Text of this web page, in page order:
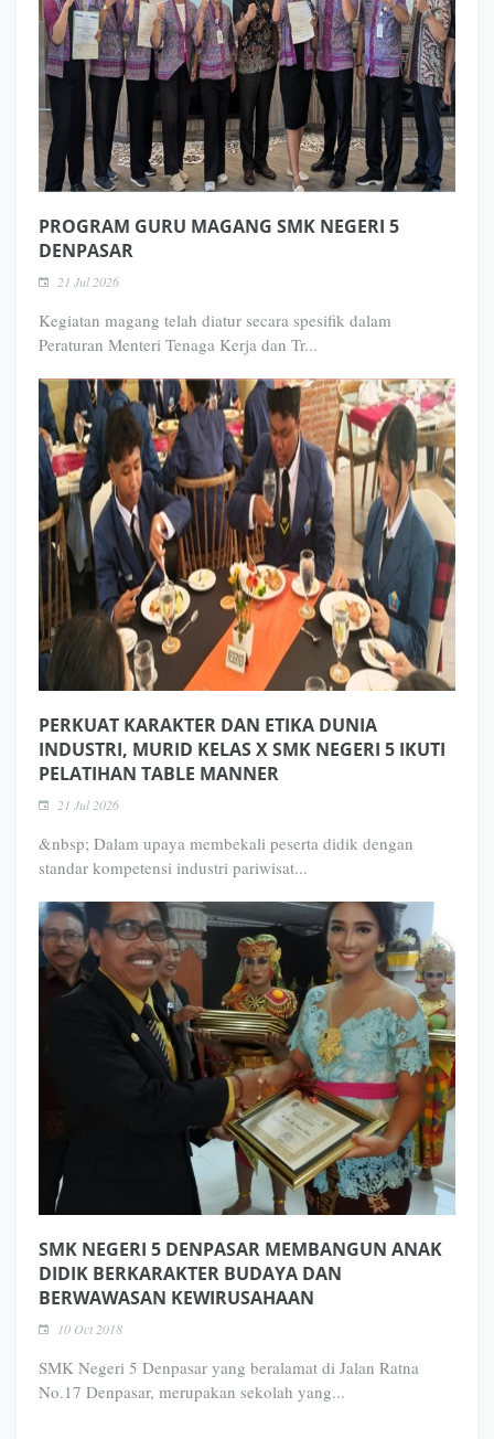
PROGRAM GURU MAGANG SMK NEGERI 5
DENPASAR
21 Jul 2026
Kegiatan magang telah diatur secara spesifik dalam
Peraturan Menteri Tenaga Kerja dan Tr...
PERKUAT KARAKTER DAN ETIKA DUNIA
INDUSTRI, MURID KELAS X SMK NEGERI 5 IKUTI
PELATIHAN TABLE MANNER
21 Jul 2026
&nbsp; Dalam upaya membekali peserta didik dengan
standar kompetensi industri pariwisat...
SMK NEGERI 5 DENPASAR MEMBANGUN ANAK
DIDIK BERKARAKTER BUDAYA DAN
BERWAWASAN KEWIRUSAHAAN
10 Oct 2018
SMK Negeri 5 Denpasar yang beralamat di Jalan Ratna
No.17 Denpasar, merupakan sekolah yang...